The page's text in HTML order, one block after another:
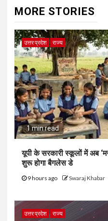
MORE STORIES
उत्तर प्रदेश राज्य
1 min read
यूपी के सरकारी स्कूलों में अब
शुरू होगा बैगलेस डे
9 hours ago Swaraj Khabar
उत्तर प्रदेश राज्य